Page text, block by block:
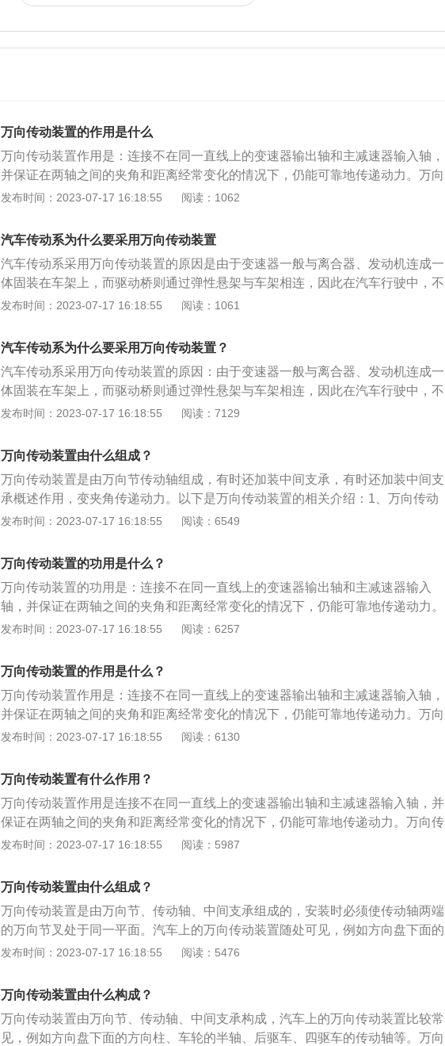
万向传动装置的作用是什么
万向传动装置作用是：连接不在同一直线上的变速器输出轴和主减速器输入轴，
并保证在两轴之间的夹角和距离经常变化的情况下，仍能可靠地传递动力。万向
传动装置是用来在工作过程中相对位置不断改变的两根轴间传递动力的装置，其
传递的机件，用于需要改变传动轴线方向的位置，其属于汽车驱动系统的万向传
动装置的关节部件。万向传动装置可分为以下两种，分别是：1、闭式万向传动
装置：采用单万向节,传动轴被封闭在套管中,套管与车架做球铰连接,而与驱动桥
固定连接；其最大特点是:传动着外壳作为推力管来传递汽车的纵向力,从而时传动
轴外壳起到了悬架系统，导向机构中纵向摆臂的作用。2、开式万向传动装置：
向传动装置是用来在工作过程中相对位置不断改变的两根轴间传递动力的装置。
其作用是连接不在同一直线上的变速器输出轴和主减速器输入轴，并保证在两轴
之间的夹角和距离经常变化的情况下，仍能可靠地传递动力。
发布时间：2023-07-17 16:18:55 阅读：1062
汽车传动系为什么要采用万向传动装置
汽车传动系采用万向传动装置的原因是由于变速器一般与离合器、发动机连成一
体固装在车架上，而驱动桥则通过弹性悬架与车架相连，因此在汽车行驶中，不
仅变速器输出轴与主减速器输入轴之间的夹角会发生变化，前述两轴间的距离也
来在工作过程中相对位置不断改变的两根轴间传递动力的装置，其作用是连接不
在同一直线上的变速器输出轴和主减速器输入轴，并保证在两轴之间的夹角和距
离经常变化的情况下，仍能可靠地传递动力，主要由万向节、传动轴和中间支承
组成。安装时必须使传动轴两端的万向节叉处于同一平面。
发布时间：2023-07-17 16:18:55 阅读：1061
汽车传动系为什么要采用万向传动装置？
汽车传动系采用万向传动装置的原因：由于变速器一般与离合器、发动机连成一
体固装在车架上，而驱动桥则通过弹性悬架与车架相连，因此在汽车行驶中，不
仅变速器输出轴与主减速器输入轴之间的夹角会发生变化，前述两轴间的距离也
动装置介绍：1、万向传动装置的定义：万向传动装置是用来在工作过程中相对
位置不断改变的两根轴间传递动力的装置。2、万向传动装置的作用：连接不在
同一直线上的变速器输出轴和主减速器输入轴，并保证在两轴之间的夹角和距离
经常变化的情况下，仍能可靠地传递动力。3、万向传动装置的组成：主要由万
向节、传动轴和中间支承组成。
发布时间：2023-07-17 16:18:55 阅读：7129
万向传动装置由什么组成？
万向传动装置是由万向节传动轴组成，有时还加装中间支承，有时还加装中间支
承概述作用，变夹角传递动力。以下是万向传动装置的相关介绍：1、万向传动
装置是用来在工作过程中相对位置不断改变的两根轴间传递动力的装置。其作用
夹角和距离经常变化的情况下，仍能可靠地传递动力。2、万向传动装置主要由
万向节、传动轴和中间支承组成。安装时必须使传动轴两端的万向节叉处于同一
平面。
发布时间：2023-07-17 16:18:55 阅读：6549
万向传动装置的功用是什么？
万向传动装置的功用是：连接不在同一直线上的变速器输出轴和主减速器输入
轴，并保证在两轴之间的夹角和距离经常变化的情况下，仍能可靠地传递动力。
万向传动装置是用来在工作过程中相对位置不断改变的两根轴间传递动力的装
度动力传递的机件，用于需要改变传动轴线方向的位置，其属于汽车驱动系统的
万向传动装置的关节部件。
发布时间：2023-07-17 16:18:55 阅读：6257
万向传动装置的作用是什么？
万向传动装置作用是：连接不在同一直线上的变速器输出轴和主减速器输入轴，
并保证在两轴之间的夹角和距离经常变化的情况下，仍能可靠地传递动力。万向
传动装置可分为以下两种，分别是：1、闭式万向传动装置：采用单万向节,传动
传动着外壳作为推力管来传递汽车的纵向力,从而时传动轴外壳起到了悬架系统，
导向机构中纵向摆臂的作用。2、开式万向传动装置：结构简单,重量轻,现代汽车
广泛应用开式万向传动装置,万向传动装置的应用。万向传动装置是用来在工作过
程中相对位置不断改变的两根轴间传递动力的装置。其作用是连接不在同一直线
上的变速器输出轴和主减速器输入轴，并保证在两轴之间的夹角和距离经常变化
发布时间：2023-07-17 16:18:55 阅读：6130
万向传动装置有什么作用？
万向传动装置作用是连接不在同一直线上的变速器输出轴和主减速器输入轴，并
保证在两轴之间的夹角和距离经常变化的情况下，仍能可靠地传递动力。万向传
动装置的更多资料如下：1、万向传动装置可分为闭式和开式两种。闭式万向传
动桥固定连接；其最大特点是：传动着外壳作为推力管来传递汽车的纵向力，从
而时传动轴外壳起到了悬架系统，导向机构中纵向摆臂的作用，这对于其后悬架
拆用螺旋弹簧作为弹性元件十分有必要。2、开式万向传动装置结构简单，重量
轻，现代汽车广泛应用开式万向传动装置,万向传动装置的应用。
发布时间：2023-07-17 16:18:55 阅读：5987
万向传动装置由什么组成？
万向传动装置是由万向节、传动轴、中间支承组成的，安装时必须使传动轴两端
的万向节叉处于同一平面。汽车上的万向传动装置随处可见，例如方向盘下面的
方向柱、车轮的半轴、后驱车或四驱车的传动轴等，这都属于万向传动装置。万
万向传动装置的作用是连接不在同一直线上的变速器输出轴和主减速器输入轴，
并保证在两轴之间的夹角和距离经常变化的情况下，仍能可靠地传递动力。
发布时间：2023-07-17 16:18:55 阅读：5476
万向传动装置由什么构成？
万向传动装置由万向节、传动轴、中间支承构成，汽车上的万向传动装置比较常
见，例如方向盘下面的方向柱、车轮的半轴、后驱车、四驱车的传动轴等。万向